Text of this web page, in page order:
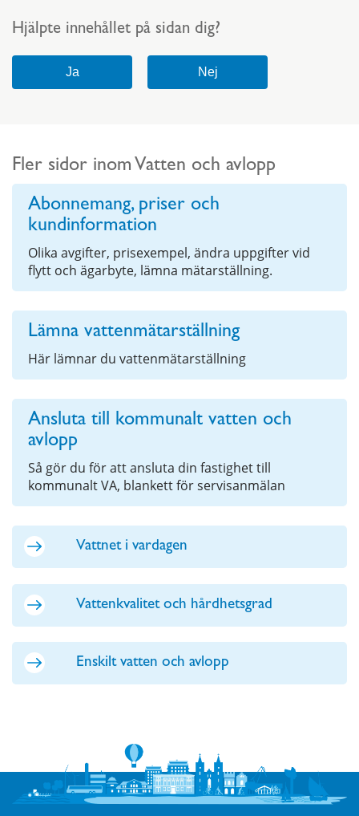
Hjälpte innehållet på sidan dig?
Fler sidor inom Vatten och avlopp
Abonnemang, priser och
kundinformation
Olika avgifter, prisexempel, ändra uppgifter vid
flytt och ägarbyte, lämna mätarställning.
Lämna vattenmätarställning
Här lämnar du vattenmätarställning
Ansluta till kommunalt vatten och
avlopp
Så gör du för att ansluta din fastighet till
kommunalt VA, blankett för servisanmälan
Vattnet i vardagen
Vattenkvalitet och hårdhetsgrad
Enskilt vatten och avlopp